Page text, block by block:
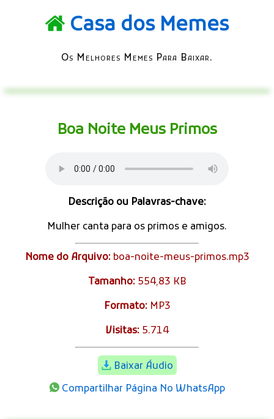
Casa dos Memes
Os Melhores Memes Para Baixar.
Boa Noite Meus Primos
Descrição ou Palavras-chave:
Mulher canta para os primos e amigos.
Nome do Arquivo:boa-noite-meus-primos.mp3
Tamanho:554,83 KB
Formato:MP3
Visitas:5.714
Baixar Áudio
Compartilhar Página No WhatsApp